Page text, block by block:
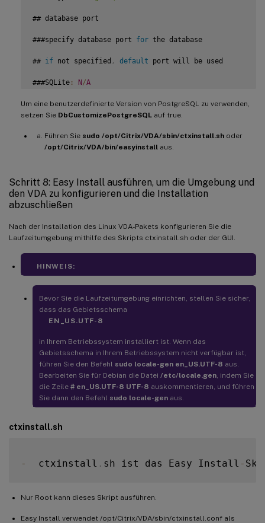
## database port
###specify database port for the database
## if not specified , default port will be used
###SQLite : N/A
### PostgreSQL: 5432
## PostgreSQL customized
#### true
##### yes
### y
####YES
### Y
### default is false
DbCustomizePostgreSQL
## PostgreSQL service name
DbPostgreSQLServiceName ="postgresql"
Um eine benutzerdefinierte Version von PostgreSQL zu verwenden,
setzen Sie DbCustomizePostgreSQL auf true.
Führen Sie sudo /opt/Citrix/VDA/sbin/ctxinstall.sh oder
/opt/Citrix/VDA/bin/easyinstall aus.
Schritt 8: Easy Install ausführen, um die Umgebung und
den VDA zu konfigurieren und die Installation
abzuschließen
Nach der Installation des Linux VDA-Pakets konfigurieren Sie die
Laufzeitumgebung mithilfe des Skripts ctxinstall.sh oder der GUI.
HINWEIS:
Bevor Sie die Laufzeitumgebung einrichten, stellen Sie sicher,
dass das Gebietsschema
EN_US.UTF-8
in Ihrem Betriebssystem installiert ist. Wenn das
Gebietsschema in Ihrem Betriebssystem nicht verfügbar ist,
führen Sie den Befehl sudo locale-gen en_US.UTF-8 aus.
Bearbeiten Sie für Debian die Datei /etc/locale.gen , indem Sie
die Zeile # en_US.UTF-8 UTF-8 auskommentieren, und führen
Sie dann den Befehl sudo locale-gen aus.
ctxinstall.sh
-
  ctxinstall
. sh ist das Easy Install -
Nur Root kann dieses Skript ausführen.
Easy Install verwendet /opt/Citrix/VDA/sbin/ctxinstall.conf als